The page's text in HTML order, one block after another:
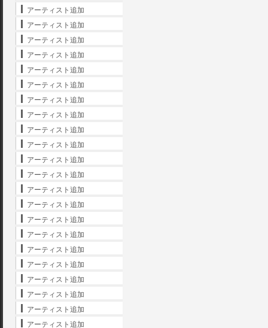
アーティスト追加
アーティスト追加
アーティスト追加
アーティスト追加
アーティスト追加
アーティスト追加
アーティスト追加
アーティスト追加
アーティスト追加
アーティスト追加
アーティスト追加
アーティスト追加
アーティスト追加
アーティスト追加
アーティスト追加
アーティスト追加
アーティスト追加
アーティスト追加
アーティスト追加
アーティスト追加
アーティスト追加
アーティスト追加